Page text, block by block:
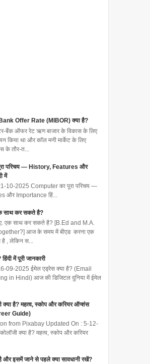
Offer Rate (MIBOR) क्या है?
बैंक ऑफर रेट ऋण बाजार के विकास के लिए
किया था और कॉल मनी मार्केट के लिए
के तौर-त...
परिचय — History, Features और
में
10-2025 Computer का पूरा परिचय —
और Importance हिं...
साथ कर सकते है?
एक साथ कर सकते है? [B.Ed and M.A.
आज के समय में बीएड करना एक
है , लेकिन स...
में पूरी जानकारी
09-2025 ईमेल एड्रेस क्या है? (Email
in Hindi) आज की डिजिटल दुनिया में ईमेल
क्या है? महत्व, स्कोप और करियर ऑप्शंस
Guide)
from Pixabay Updated On : 5-12-
क्या है? महत्व, स्कोप और करियर
और इसमें जाने से पहले क्या सावधानी रखें?